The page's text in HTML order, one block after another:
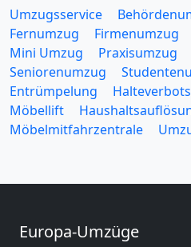
Umzugsservice
Fernumzug
Firmenumzug
Mini Umzug
Praxisumzug
Seniorenumzug
Entrümpelung
Möbellift
Möbelmitfahrzentrale
Europa-Umzüge